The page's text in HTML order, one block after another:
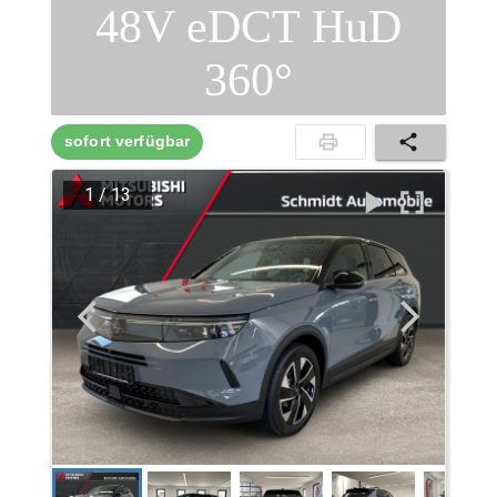
48V eDCT HuD
360°
sofort verfügbar
1 /13